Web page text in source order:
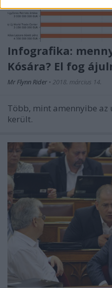
Infografika:
Kósára? El fog
Mr Flynn Rider • 2018. március 14.
Több, mint amennyibe az
került.